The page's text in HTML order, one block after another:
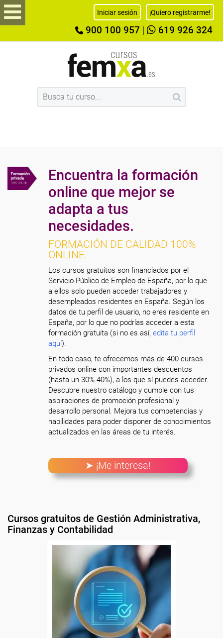
Iniciar sesión ¡Quiero registrarme!
900 100 957 619 926 324
Encuentra la formación
online que mejor se
adapta a tus
necesidades.
FORMACIÓN DE CALIDAD 100%
ONLINE.
Los cursos gratuitos son financiados por el
Servicio Público de Empleo de España, por lo que
a ellos solo pueden acceder trabajadores y
desempleados residentes en España. Según los
datos de tu perfil de usuario, no eres residente en
España, por lo que no podrías acceder a esta
formación gratuita (si no es así,edita tu perfil
aquí).
En todo caso, te ofrecemos más de 400 cursos
privados online con importantes descuentos
(hasta un 30% 40%), a los que sí puedes acceder.
Descubre nuestro catálogo y cumple con tus
aspiraciones de promoción profesional y
desarrollo personal. Mejora tus competencias y
habilidades para poder disponer de conocimientos
actualizados en las áreas de tu interés.
➤ ¡Me interesa!
Cursos gratuitos de Gestión Administrativa,
Finanzas y Contabilidad